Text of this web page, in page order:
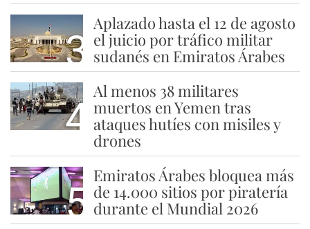
3
Aplazado hasta el 12 de agosto
el juicio por tráfico militar
sudanés en Emiratos Árabes
4
Al menos 38 militares
muertos en Yemen tras
ataques hutíes con misiles y
drones
5
Emiratos Árabes bloquea más
de 14.000 sitios por piratería
durante el Mundial 2026